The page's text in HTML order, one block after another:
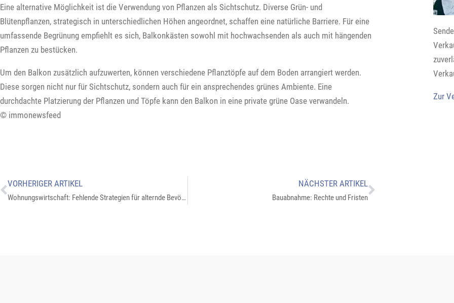
Eine alternative Möglichkeit ist die Verwendung von Pflanzen als Sichtschutz. Diverse Grün- und
Blütenpflanzen, strategisch in unterschiedlichen Höhen angeordnet, schaffen eine natürliche Barriere. Für eine
umfassende Begrünung empfiehlt es sich, Balkonkästen sowohl mit hochwachsenden als auch mit hängenden
Pflanzen zu bestücken.
Um den Balkon zusätzlich aufzuwerten, können verschiedene Pflanztöpfe auf dem Boden arrangiert werden.
Diese sorgen nicht nur für Sichtschutz, sondern auch für ein ansprechendes grünes Ambiente. Eine
durchdachte Platzierung der Pflanzen und Töpfe kann den Balkon in eine private grüne Oase verwandeln.
© immonewsfeed
VORHERIGER ARTIKEL
Wohnungswirtschaft: Fehlende Strategien für alternde Bevölkerung
NÄCHSTER ARTIKEL
Bauabnahme: Rechte und Fristen
Zur